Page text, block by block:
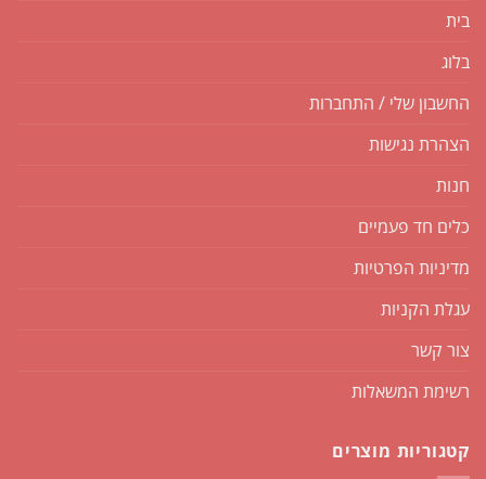
בית
בלוג
החשבון שלי / התחברות
הצהרת נגישות
חנות
כלים חד פעמיים
מדיניות הפרטיות
עגלת הקניות
צור קשר
רשימת המשאלות
קטגוריות מוצרים